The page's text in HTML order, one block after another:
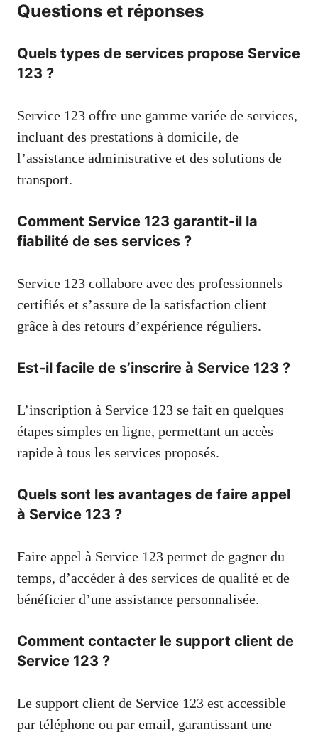
Questions et réponses
Quels types de services propose Service
123 ?
Service 123 offre une gamme variée de services,
incluant des prestations à domicile, de
l’assistance administrative et des solutions de
transport.
Comment Service 123 garantit-il la
fiabilité de ses services ?
Service 123 collabore avec des professionnels
certifiés et s’assure de la satisfaction client
grâce à des retours d’expérience réguliers.
Est-il facile de s’inscrire à Service 123 ?
L’inscription à Service 123 se fait en quelques
étapes simples en ligne, permettant un accès
rapide à tous les services proposés.
Quels sont les avantages de faire appel
à Service 123 ?
Faire appel à Service 123 permet de gagner du
temps, d’accéder à des services de qualité et de
bénéficier d’une assistance personnalisée.
Comment contacter le support client de
Service 123 ?
Le support client de Service 123 est accessible
par téléphone ou par email, garantissant une